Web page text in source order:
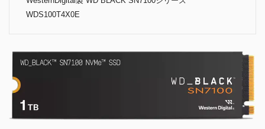
WDS100T4X0E